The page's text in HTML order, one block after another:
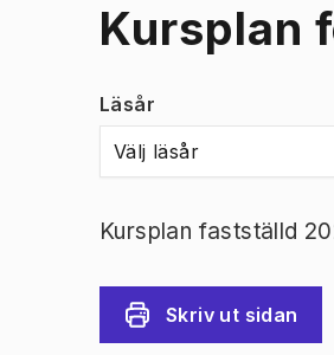
Kursplan
Läsår
Välj läsår
Kursplan fastställd
Skriv ut sidan